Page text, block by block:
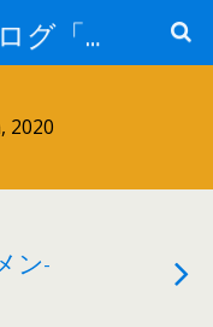
横須賀ラーメンブログ「さだはる」
2020
ン-